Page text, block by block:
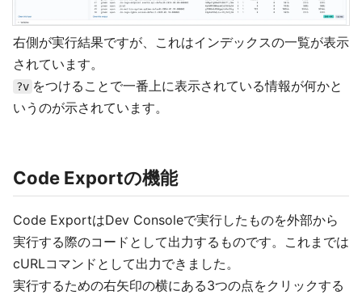
右側が実行結果ですが、これはインデックスの一覧が表示
されています。
?v をつけることで一番上に表示されている情報が何かと
いうのが示されています。
Code Exportの機能
Code ExportはDev Consoleで実行したものを外部から
実行する際のコードとして出力するものです。これまでは
cURLコマンドとして出力できました。
実行するための右矢印の横にある3つの点をクリックする